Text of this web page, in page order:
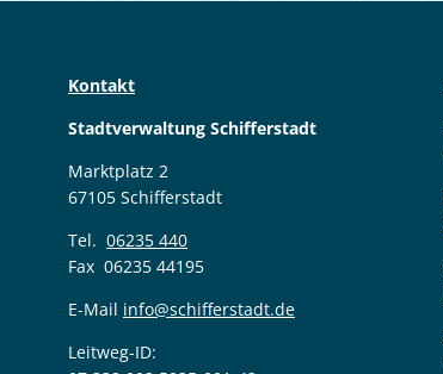
Kontakt
Stadtverwaltung Schifferstadt
Marktplatz 2
67105 Schifferstadt
Tel. 06235 440
Fax 06235 44195
E-Mail info@schifferstadt.de
Leitweg-ID: